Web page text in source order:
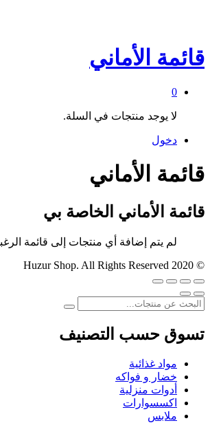
قائمة الأماني
0
لا يوجد منتجات في السلة.
دخول
قائمة الأماني
قائمة الأماني الخاصة بي
لم يتم إضافة أي منتجات إلى قائمة
© 2020 Huzur Shop. All Rights Reserved
تسوق حسب التصنيف
مواد غذائية
خضار و فواكه
أدوات منزلية
اكسسوارات
ملابس